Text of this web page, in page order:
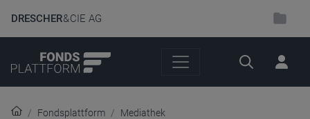
DRESCHER& CIE AG
Suche
Fondsplattform Mediathek